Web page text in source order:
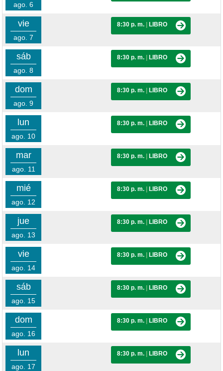
ago. 6
vie
ago. 7
8:30 p. m. LIBRO
sáb
ago. 8
8:30 p. m. LIBRO
dom
ago. 9
8:30 p. m. LIBRO
lun
ago. 10
8:30 p. m. LIBRO
mar
ago. 11
8:30 p. m. LIBRO
mié
ago. 12
8:30 p. m. LIBRO
jue
ago. 13
8:30 p. m. LIBRO
vie
ago. 14
8:30 p. m. LIBRO
sáb
ago. 15
8:30 p. m. LIBRO
dom
ago. 16
8:30 p. m. LIBRO
lun
ago. 17
8:30 p. m. LIBRO